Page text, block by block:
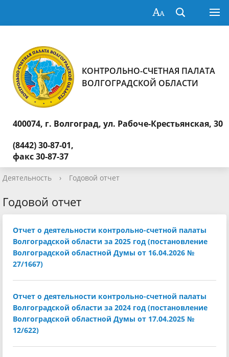
КОНТРОЛЬНО-СЧЕТНАЯ ПАЛАТА
ВОЛГОГРАДСКОЙ ОБЛАСТИ
400074, г. Волгоград, ул. Рабоче-Крестьянская, 30
(8442) 30-87-01,
факс 30-87-37
Деятельность › Годовой отчет
Годовой отчет
Отчет о деятельности контрольно-счетной палаты
Волгоградской области за 2025 год (постановление
Волгоградской областной Думы от 16.04.2026 №
27/1667)
Отчет о деятельности контрольно-счетной палаты
Волгоградской области за 2024 год (постановление
Волгоградской областной Думы от 17.04.2025 №
12/622)